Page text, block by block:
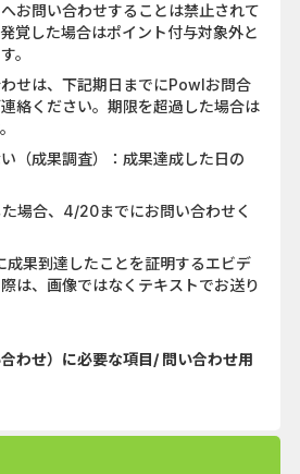
お問い合わせすることは禁止されて
覚した場合はポイント付与対象外と
。
せは、下記期日までにPowlお問合
絡ください。期限を超過した場合は
（成果調査）：成果達成した日の
場合、4/20までにお問い合わせく
果到達したことを証明するエビデ
は、画像ではなくテキストでお送り
わせ）に必要な項目/ 問い合わせ用